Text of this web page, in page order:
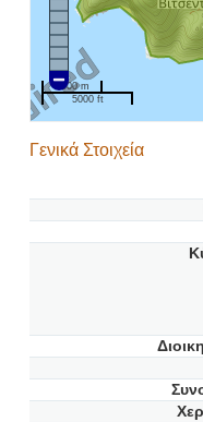
1000 m
5000 ft
Γενικά Στοιχεία